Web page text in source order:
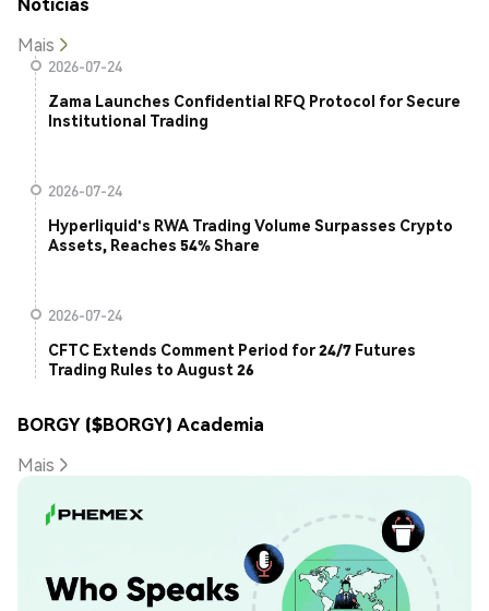
Mais
2026-07-24
Zama Launches Confidential RFQ Protocol for Secure
Institutional Trading
2026-07-24
Hyperliquid's RWA Trading Volume Surpasses Crypto
Assets, Reaches 54% Share
2026-07-24
CFTC Extends Comment Period for 24/7 Futures
Trading Rules to August 26
BORGY ($BORGY) Academia
Mais